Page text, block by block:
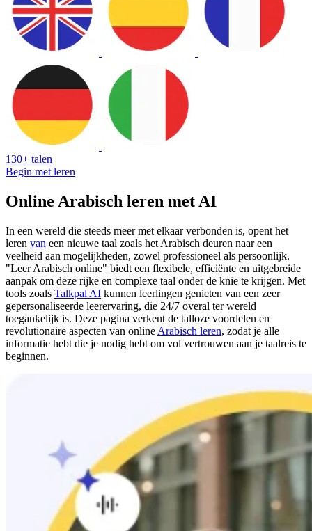
130+ talen
Begin met leren
Online Arabisch leren met AI
In een wereld die steeds meer met elkaar verbonden is, opent het
leren van een nieuwe taal zoals het Arabisch deuren naar een
veelheid aan mogelijkheden, zowel professioneel als persoonlijk.
"Leer Arabisch online" biedt een flexibele, efficiënte en uitgebreide
aanpak om deze rijke en complexe taal onder de knie te krijgen. Met
tools zoals Talkpal AI kunnen leerlingen genieten van een zeer
gepersonaliseerde leerervaring, die 24/7 overal ter wereld
toegankelijk is. Deze pagina verkent de talloze voordelen en
revolutionaire aspecten van online Arabisch leren, zodat je alle
informatie hebt die je nodig hebt om vol vertrouwen aan je taalreis te
beginnen.